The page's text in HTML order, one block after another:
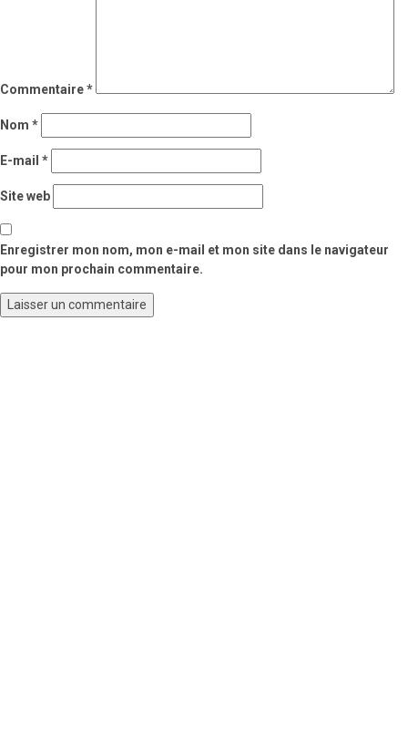
Commentaire*
Nom *
E-mail *
Site web
Enregistrer mon nom, mon e-mail et mon site dans le navigateur
pour mon prochain commentaire.